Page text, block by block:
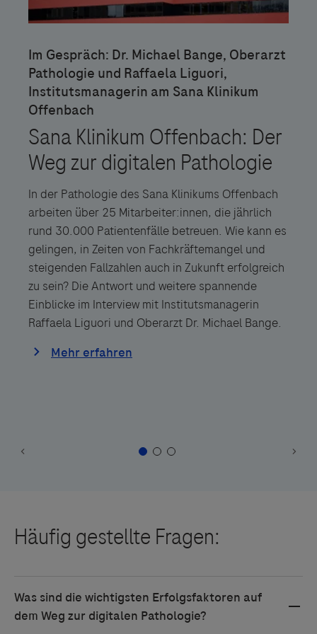
In der Pathologie des Sana Klinikums Offenbach
arbeiten über 25 Mitarbeiter:innen, die jährlich
rund 30.000 Patientenfälle betreuen. Wie kann es
gelingen, in Zeiten von Fachkräftemangel und
steigenden Fallzahlen auch in Zukunft erfolgreich
zu sein? Die Antwort und weitere spannende
Einblicke im Interview mit Institutsmanagerin
Raffaela Liguori und Oberarzt Dr. Michael Bange.